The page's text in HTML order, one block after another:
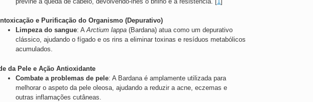
e Purificação do Organismo (Depurativo)
Limpeza do sangue: AArctium lappa (Bardana) atua como um depurativo
clássico, ajudando o fígado e os rins a eliminar toxinas e resíduos metabólicos
acumulados.
da Pele e Ação Antioxidante
Combate a problemas de pele: A Bardana é amplamente utilizada para
melhorar o aspeto da pele oleosa, ajudando a reduzir a acne, eczemas e
outras inflamações cutâneas.